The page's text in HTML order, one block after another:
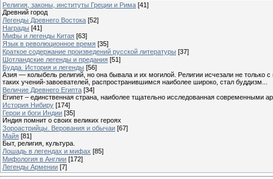
Религия, законы, институты Греции и Рима [41]
Древний город
Легенды Древнего Востока [52]
Награды [41]
Мифы и легенды Китая [63]
Язык в революционное время [35]
Краткое содержание произведений русской литературы [37]
Шотландские легенды и предания [51]
Будда. История и легенды [56]
Азия — колыбель религий, но она бывала и их могилой. Религии исчезали не
таких учений-завоевателей, распространившимся наиболее широко, стал буддизм...
Величие Древнего Египта [34]
Египет – единственная страна, наиболее тщательно исследованная современными
История Нибиру [174]
Герои и боги Индии [35]
Индия помнит о своих великих героях
Зороастрийцы. Верования и обычаи [67]
Майя [81]
Быт, религия, культура.
Лошадь в легендах и мифах [85]
Мифология в Англии [172]
Легенды Армении [7]